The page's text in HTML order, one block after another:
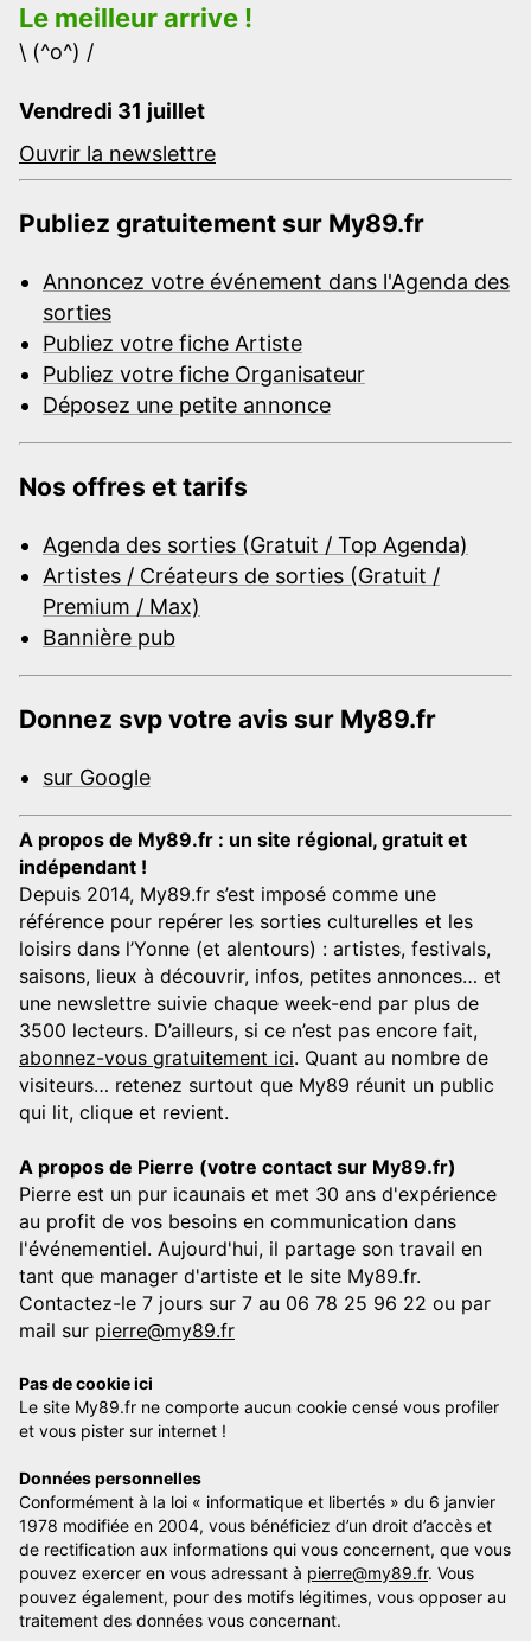
Le meilleur arrive !
\ (^o^) /
Vendredi 31 juillet
Ouvrir la newslettre
Publiez gratuitement sur My89.fr
Annoncez votre événement dans l'Agenda des
sorties
Publiez votre fiche Artiste
Publiez votre fiche Organisateur
Déposez une petite annonce
Nos offres et tarifs
Agenda des sorties (Gratuit / Top Agenda)
Artistes / Créateurs de sorties (Gratuit /
Premium / Max)
Bannière pub
Donnez svp votre avis sur My89.fr
sur Google
A propos de My89.fr : un site régional, gratuit et
indépendant !
Depuis 2014, My89.fr s’est imposé comme une
référence pour repérer les sorties culturelles et les
loisirs dans l’Yonne (et alentours) : artistes, festivals,
saisons, lieux à découvrir, infos, petites annonces… et
une newslettre suivie chaque week-end par plus de
3500 lecteurs. D’ailleurs, si ce n’est pas encore fait,
abonnez-vous gratuitement ici. Quant au nombre de
visiteurs… retenez surtout que My89 réunit un public
qui lit, clique et revient.
A propos de Pierre (votre contact sur My89.fr)
Pierre est un pur icaunais et met 30 ans d'expérience
au profit de vos besoins en communication dans
l'événementiel. Aujourd'hui, il partage son travail en
tant que manager d'artiste et le site My89.fr.
Contactez-le 7 jours sur 7 au 06 78 25 96 22 ou par
mail sur pierre@my89.fr
Pas de cookie ici
Le site My89.fr ne comporte aucun cookie censé vous profiler
et vous pister sur internet !
Données personnelles
Conformément à la loi « informatique et libertés » du 6 janvier
1978 modifiée en 2004, vous bénéficiez d’un droit d’accès et
de rectification aux informations qui vous concernent, que vous
pouvez exercer en vous adressant à pierre@my89.fr. Vous
pouvez également, pour des motifs légitimes, vous opposer au
traitement des données vous concernant.